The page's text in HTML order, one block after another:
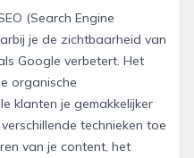
(Search Engine
je de zichtbaarheid van
Google verbetert. Het
organische
klanten je gemakkelijker
technieken toe
van je content, het